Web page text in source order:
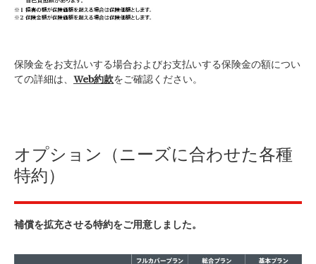
保険金をお支払いする場合およびお支払いする保険金の額につい
ての詳細は、 Web約款をご確認ください。
オプション（ニーズに合わせた各種
特約）
補償を拡充させる特約をご用意しました。